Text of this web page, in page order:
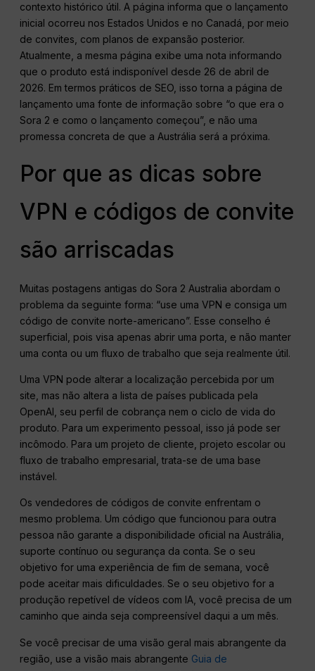
contexto histórico útil. A página informa que o lançamento
inicial ocorreu nos Estados Unidos e no Canadá, por meio
de convites, com planos de expansão posterior.
Atualmente, a mesma página exibe uma nota informando
que o produto está indisponível desde 26 de abril de
2026. Em termos práticos de SEO, isso torna a página de
lançamento uma fonte de informação sobre “o que era o
Sora 2 e como o lançamento começou”, e não uma
promessa concreta de que a Austrália será a próxima.
Por que as dicas sobre
VPN e códigos de convite
são arriscadas
Muitas postagens antigas do Sora 2 Australia abordam o
problema da seguinte forma: “use uma VPN e consiga um
código de convite norte-americano”. Esse conselho é
superficial, pois visa apenas abrir uma porta, e não manter
uma conta ou um fluxo de trabalho que seja realmente útil.
Uma VPN pode alterar a localização percebida por um
site, mas não altera a lista de países publicada pela
OpenAI, seu perfil de cobrança nem o ciclo de vida do
produto. Para um experimento pessoal, isso já pode ser
incômodo. Para um projeto de cliente, projeto escolar ou
fluxo de trabalho empresarial, trata-se de uma base
instável.
Os vendedores de códigos de convite enfrentam o
mesmo problema. Um código que funcionou para outra
pessoa não garante a disponibilidade oficial na Austrália,
suporte contínuo ou segurança da conta. Se o seu
objetivo for uma experiência de fim de semana, você
pode aceitar mais dificuldades. Se o seu objetivo for a
produção repetível de vídeos com IA, você precisa de um
caminho que ainda seja compreensível daqui a um mês.
Se você precisar de uma visão geral mais abrangente da
região, use a visão mais abrangente Guia de